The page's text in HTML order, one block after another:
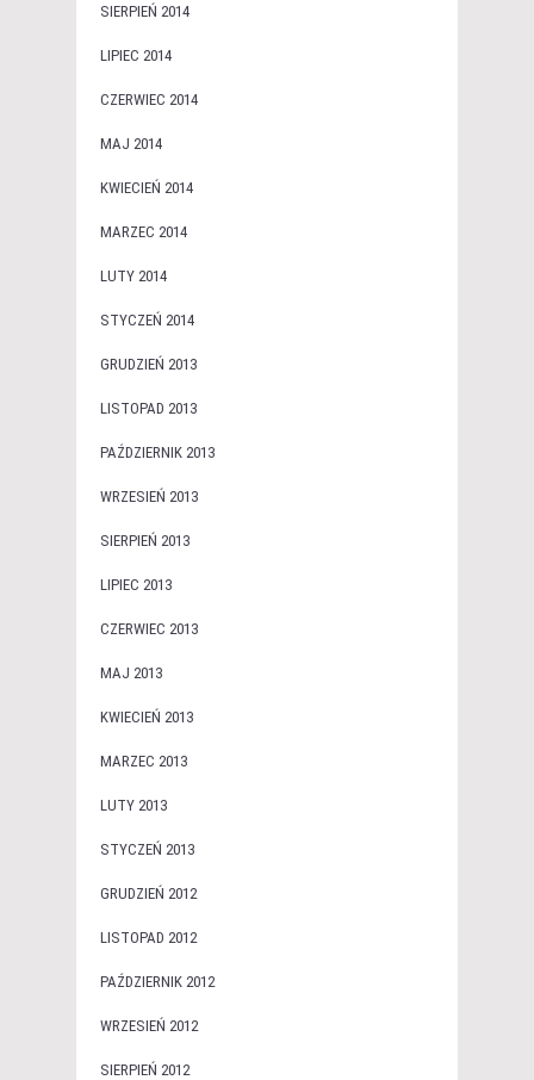
SIERPIEŃ 2014
LIPIEC 2014
CZERWIEC 2014
MAJ 2014
KWIECIEŃ 2014
MARZEC 2014
LUTY 2014
STYCZEŃ 2014
GRUDZIEŃ 2013
LISTOPAD 2013
PAŹDZIERNIK 2013
WRZESIEŃ 2013
SIERPIEŃ 2013
LIPIEC 2013
CZERWIEC 2013
MAJ 2013
KWIECIEŃ 2013
MARZEC 2013
LUTY 2013
STYCZEŃ 2013
GRUDZIEŃ 2012
LISTOPAD 2012
PAŹDZIERNIK 2012
WRZESIEŃ 2012
SIERPIEŃ 2012